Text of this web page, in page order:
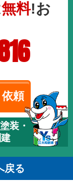
無料!お
頼
装・
戻る